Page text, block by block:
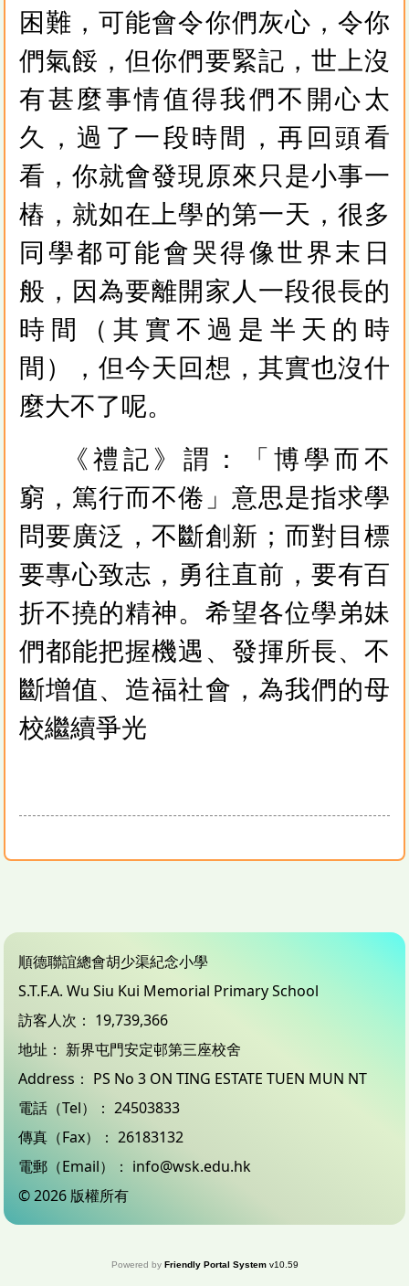
困難，可能會令你們灰心，令你
們氣餒，但你們要緊記，世上沒
有甚麼事情值得我們不開心太
久，過了一段時間，再回頭看
看，你就會發現原來只是小事一
樁，就如在上學的第一天，很多
同學都可能會哭得像世界末日
般，因為要離開家人一段很長的
時間（其實不過是半天的時
間），但今天回想，其實也沒什
麼大不了呢。
《禮記》謂：「博學而不
窮，篤行而不倦」意思是指求學
問要廣泛，不斷創新；而對目標
要專心致志，勇往直前，要有百
折不撓的精神。希望各位學弟妹
們都能把握機遇、發揮所長、不
斷增值、造福社會，為我們的母
校繼續爭光